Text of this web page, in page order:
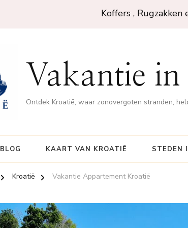
Koffers , Rugzakken
Vakantie
Ontdek Kroatië, waar zonovergoten stranden,
BLOG KAART VAN KROATIË STEDEN
Kroatië Vakantie Appartement Kroatië